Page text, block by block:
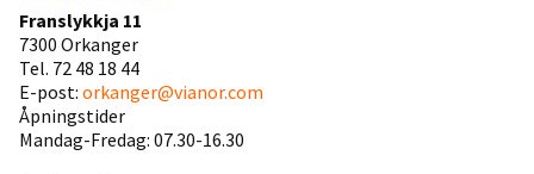
Franslykkja 11
7300 Orkanger
Tel. 72 48 18 44
E-post: orkanger@vianor.com
Åpningstider
Mandag-Fredag: 07.30-16.30